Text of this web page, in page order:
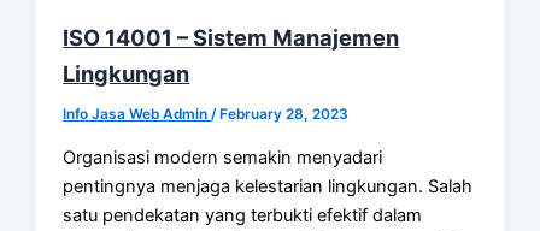
ISO 14001 – Sistem Manajemen
Lingkungan
Info Jasa Web Admin/ February 28, 2023
Organisasi modern semakin menyadari
pentingnya menjaga kelestarian lingkungan. Salah
satu pendekatan yang terbukti efektif dalam